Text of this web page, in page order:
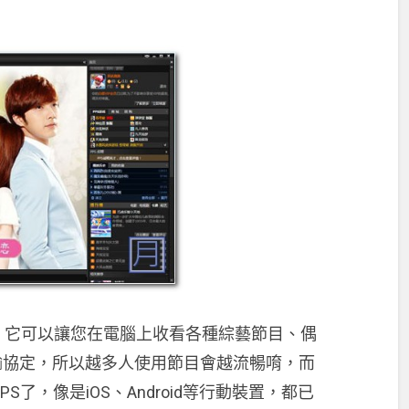
可以讓您在電腦上收看各種綜藝節目、偶
定，所以越多人使用節目會越流暢唷，而
了，像是iOS、Android等行動裝置，都已